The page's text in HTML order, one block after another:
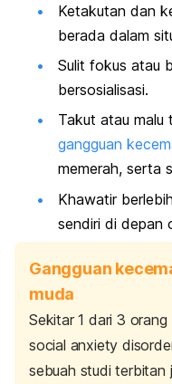
Ketakutan dan
berada dalam
Sulit fokus atau
bersosialisasi.
Takut atau malu
gangguan
memerah, serta
Khawatir
sendiri di depan
Gangguan
muda
Sekitar 1 dari 3
social anxiety
sebuah studi terbitan